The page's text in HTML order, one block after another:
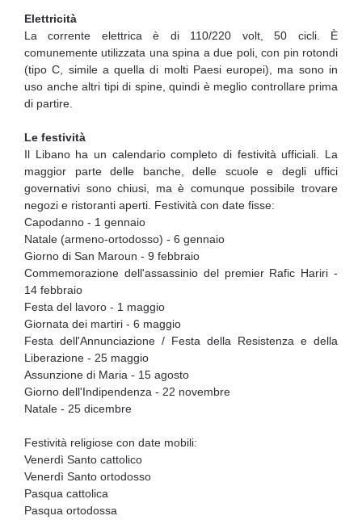
Elettricità
La corrente elettrica è di 110/220 volt, 50 cicli. È
comunemente utilizzata una spina a due poli, con pin rotondi
(tipo C, simile a quella di molti Paesi europei), ma sono in
uso anche altri tipi di spine, quindi è meglio controllare prima
di partire.
Le festività
Il Libano ha un calendario completo di festività ufficiali. La
maggior parte delle banche, delle scuole e degli uffici
governativi sono chiusi, ma è comunque possibile trovare
negozi e ristoranti aperti. Festività con date fisse:
Capodanno - 1 gennaio
Natale (armeno-ortodosso) - 6 gennaio
Giorno di San Maroun - 9 febbraio
Commemorazione dell'assassinio del premier Rafic Hariri -
14 febbraio
Festa del lavoro - 1 maggio
Giornata dei martiri - 6 maggio
Festa dell'Annunciazione / Festa della Resistenza e della
Liberazione - 25 maggio
Assunzione di Maria - 15 agosto
Giorno dell'Indipendenza - 22 novembre
Natale - 25 dicembre
Festività religiose con date mobili:
Venerdì Santo cattolico
Venerdì Santo ortodosso
Pasqua cattolica
Pasqua ortodossa